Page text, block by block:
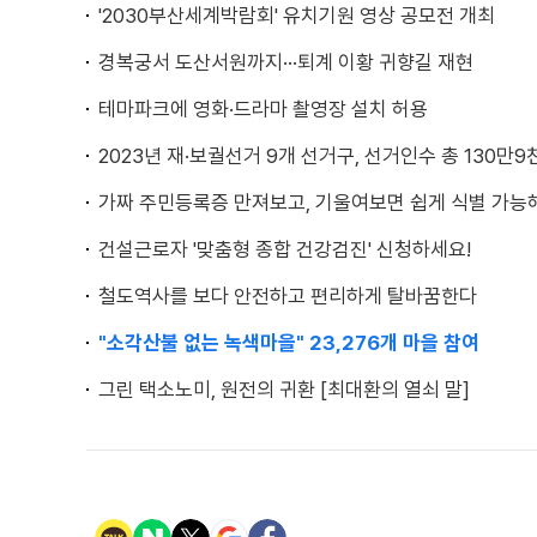
'2030부산세계박람회' 유치기원 영상 공모전 개최
경복궁서 도산서원까지···퇴계 이황 귀향길 재현
테마파크에 영화·드라마 촬영장 설치 허용
2023년 재·보궐선거 9개 선거구, 선거인수 총 130만9
가짜 주민등록증 만져보고, 기울여보면 쉽게 식별 가능
건설근로자 '맞춤형 종합 건강검진' 신청하세요!
철도역사를 보다 안전하고 편리하게 탈바꿈한다
"소각산불 없는 녹색마을" 23,276개 마을 참여
그린 택소노미, 원전의 귀환 [최대환의 열쇠 말]